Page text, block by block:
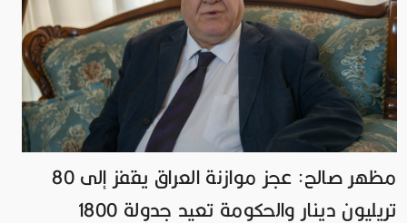
مظهر صالح: عجز موازنة العراق يقفز إلى 80
تريليون دينار والحكومة تعيد جدولة 1800